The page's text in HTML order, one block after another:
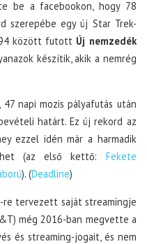
be a facebookon, hogy 78
szerepébe egy új Star Trek-
94 között futott Új nemzedék
készítik, akik a nemrég
napi mozis pályafutás után
határt. Ez új rekord az
ezzel idén már a harmadik
(az első kettő: Fekete
). (Deadline)
re tervezett saját streamingje
még 2016-ban megvette a
és streaming-jogait, és nem